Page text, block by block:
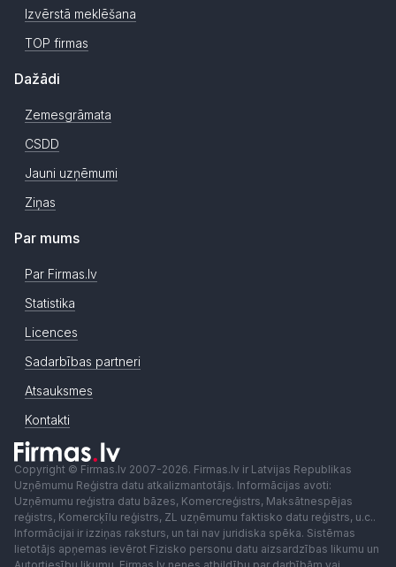
Izvērstā meklēšana
TOP firmas
Dažādi
Zemesgrāmata
CSDD
Jauni uzņēmumi
Ziņas
Par mums
Par Firmas.lv
Statistika
Licences
Sadarbības partneri
Atsauksmes
Kontakti
Copyright © Firmas.lv 2007-2026. Firmas.lv ir Latvijas Republikas
Uzņēmumu Reģistra datu atkalizmantotājs. Informācijas avoti:
Uzņēmumu reģistra datu bāzes, Komercreģistrs, Maksātnespējas
reģistrs, Komercķīlu reģistrs, ZL uzņēmumu faktisko datu reģistrs, u.c..
Informācijai ir izziņas raksturs, un tai nav juridiska spēka. Sistēmas
lietotājs apņemas ievērot Fizisko personu datu aizsardzības likumu un